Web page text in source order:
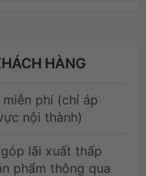
HÀNG
phí (chỉ áp
nội thành)
lãi xuất thấp
phẩm thông qua